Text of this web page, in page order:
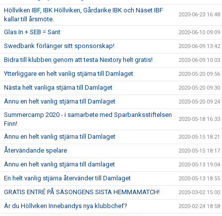
Höllviken IBF, IBK Höllviken, Gårdarike IBK och Näset IBF
kallar till årsmöte.
2020-06-23 16:48
Glas In + SEB = Sant 2020-06-10 09:09
Swedbank förlänger sitt sponsorskap! 2020-06-09 13:42
Bidra till klubben genom att testa Nextory helt gratis! 2020-06-09 10:03
Ytterliggare en helt vanlig stjärna till Damlaget 2020-05-20 09:56
Nästa helt vanliga stjärna till Damlaget 2020-05-20 09:30
Ännu en helt vanlig stjärna till Damlaget 2020-05-20 09:24
Summercamp 2020 - i samarbete med Sparbanksstiftelsen
Finn!
2020-05-18 16:33
Ännu en helt vanlig stjärna till Damlaget 2020-05-15 18:21
Återvändande spelare 2020-05-15 18:17
Ännu en helt vanlig stjärna till damlaget 2020-05-13 19:04
En helt vanlig stjärna återvänder till Damlaget 2020-05-13 18:55
GRATIS ENTRÉ PÅ SÄSONGENS SISTA HEMMAMATCH! 2020-03-02 15:00
Är du Höllviken Innebandys nya klubbchef? 2020-02-24 18:58